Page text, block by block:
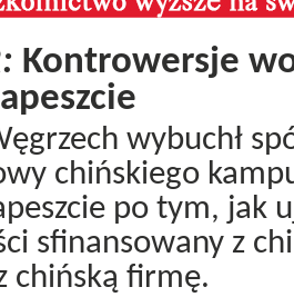
Kontrowersje
wybuchł
chińskiego
po tym, jak
sfinansowany z
chińską firmę.